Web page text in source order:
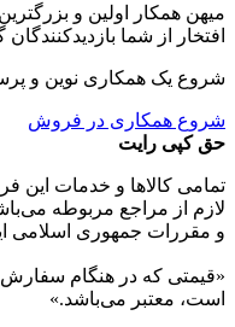
میهن همکار اولین و
افتخار از شما
شروع یک همکاری نوین و
شروع همکاری در فروش
حق کپی رایت
تمامی كالاها و خدمات اين
لازم از مراجع مربوطه
و مقررات جمهوری اسلامی
«قیمتی که در هنگام
است، معتبر می‌باشد.»